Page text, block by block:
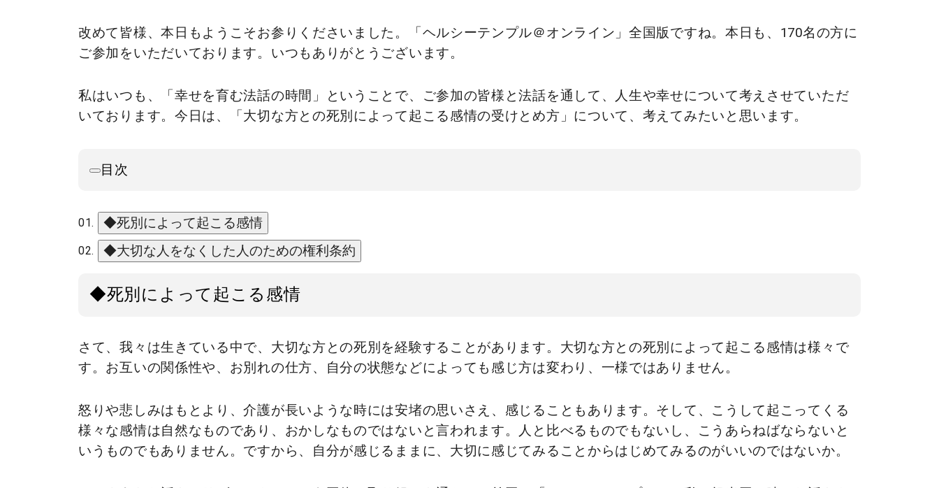
改めて皆様、本日もようこそお参りくださいました。「ヘルシーテンプル＠オンライン」全国版ですね。本日も、170名の方に
ご参加をいただいております。いつもありがとうございます。
私はいつも、「幸せを育む法話の時間」ということで、ご参加の皆様と法話を通して、人生や幸せについて考えさせていただ
いております。今日は、「大切な方との死別によって起こる感情の受けとめ方」について、考えてみたいと思います。
目次
◆死別によって起こる感情
◆大切な人をなくした人のための権利条約
◆死別によって起こる感情
さて、我々は生きている中で、大切な方との死別を経験することがあります。大切な方との死別によって起こる感情は様々で
す。お互いの関係性や、お別れの仕方、自分の状態などによっても感じ方は変わり、一様ではありません。
怒りや悲しみはもとより、介護が長いような時には安堵の思いさえ、感じることもあります。そして、こうして起こってくる
様々な感情は自然なものであり、おかしなものではないと言われます。人と比べるものでもないし、こうあらねばならないと
いうものでもありません。ですから、自分が感じるままに、大切に感じてみることからはじめてみるのがいいのではないか。